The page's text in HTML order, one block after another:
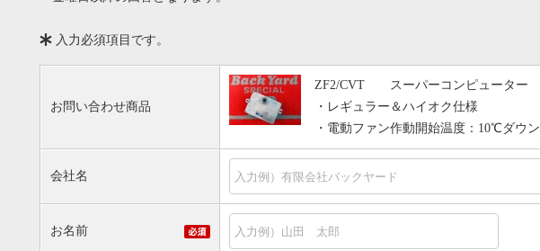
入力必須項目です。
お問い合わせ商品
ZF2/CVT スーパーコンピューター
・レギュラー＆ハイオク仕様
・電動ファン作動開始温度：10℃ダウン
会社名
お名前